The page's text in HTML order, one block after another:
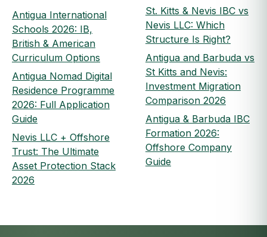
Antigua International
Schools 2026: IB,
British & American
Curriculum Options
Antigua Nomad Digital
Residence Programme
2026: Full Application
Guide
Nevis LLC + Offshore
Trust: The Ultimate
Asset Protection Stack
2026
St. Kitts & Nevis IBC vs
Nevis LLC: Which
Structure Is Right?
Antigua and Barbuda vs
St Kitts and Nevis:
Investment Migration
Comparison 2026
Antigua & Barbuda IBC
Formation 2026:
Offshore Company
Guide